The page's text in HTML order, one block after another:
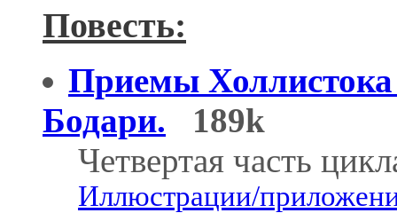
Повесть:
Приемы Холлистока
Бодари.
189k
Четвертая часть
Иллюстрации/